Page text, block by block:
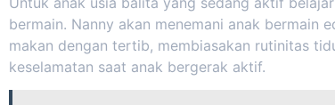
bermain. Nanny akan menemani anak bermain
makan dengan tertib, membiasakan rutinitas
keselamatan saat anak bergerak aktif.